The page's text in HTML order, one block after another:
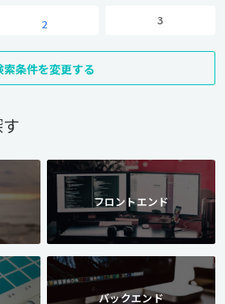
2 3
索条件を変更する
フロントエンド
バックエンド